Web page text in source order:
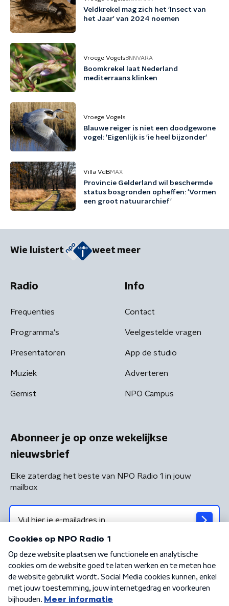
Veldkrekel mag zich het ‘Insect van
het Jaar' van 2024 noemen
Vroege VogelsBNNVARA
Boomkrekel laat Nederland
mediterraans klinken
Vroege Vogels
Blauwe reiger is niet een doodgewone
vogel: 'Eigenlijk is 'ie heel bijzonder'
Villa VdBMAX
Provincie Gelderland wil beschermde
status bosgronden opheffen: 'Vormen
een groot natuurarchief'
Wie luistert weet meer
Radio
Frequenties
Programma's
Presentatoren
Muziek
Gemist
Info
Contact
Veelgestelde vragen
App de studio
Adverteren
NPO Campus
Abonneer je op onze wekelijkse
nieuwsbrief
Elke zaterdag het beste van NPO Radio 1 in jouw
mailbox
Algemene voorwaarden